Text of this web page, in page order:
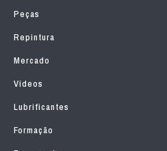
Peças
Repintura
Mercado
Vídeos
Lubrificantes
Formação